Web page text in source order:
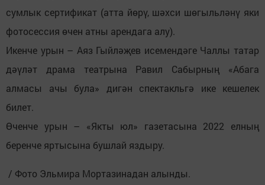
сумлык сертификат (атта йөрү, шәхси шөгыльләнү яки
фотосессия өчен атны арендага алу).
Икенче урын – Аяз Гыйләҗев исемендәге Чаллы татар
дәүләт драма театрына Равил Сабырның «Абага
алмасы ачы була» дигән спектакльгә ике кешелек
билет.
Өченче урын – «Якты юл» газетасына 2022 елның
беренче яртысына бушлай яздыру.
/ Фото Эльмира Мортазинадан алынды.